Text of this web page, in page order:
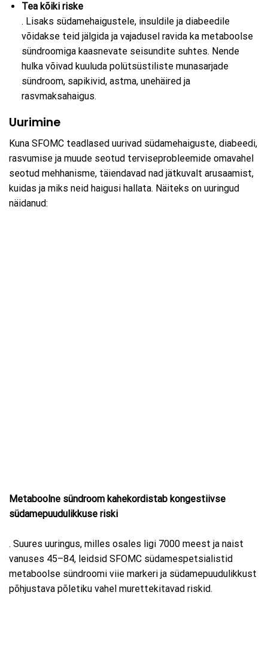
Tea kõiki riske
. Lisaks südamehaigustele, insuldile ja diabeedile
võidakse teid jälgida ja vajadusel ravida ka metaboolse
sündroomiga kaasnevate seisundite suhtes. Nende
hulka võivad kuuluda polütsüstiliste munasarjade
sündroom, sapikivid, astma, unehäired ja
rasvmaksahaigus.
Uurimine
Kuna SFOMC teadlased uurivad südamehaiguste, diabeedi,
rasvumise ja muude seotud terviseprobleemide omavahel
seotud mehhanisme, täiendavad nad jätkuvalt arusaamist,
kuidas ja miks neid haigusi hallata. Näiteks on uuringud
näidanud:
Metaboolne sündroom kahekordistab kongestiivse
südamepuudulikkuse riski
. Suures uuringus, milles osales ligi 7000 meest ja naist
vanuses 45–84, leidsid SFOMC südamespetsialistid
metaboolse sündroomi viie markeri ja südamepuudulikkust
põhjustava põletiku vahel murettekitavad riskid.